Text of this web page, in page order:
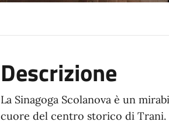
Descrizione
La Sinagoga Scolanova è un
cuore del centro storico di Trani.